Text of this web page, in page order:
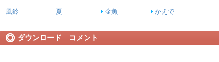
風鈴 夏 金魚 かえで
ダウンロード コメント